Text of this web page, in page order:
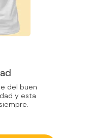
del buen
y esta